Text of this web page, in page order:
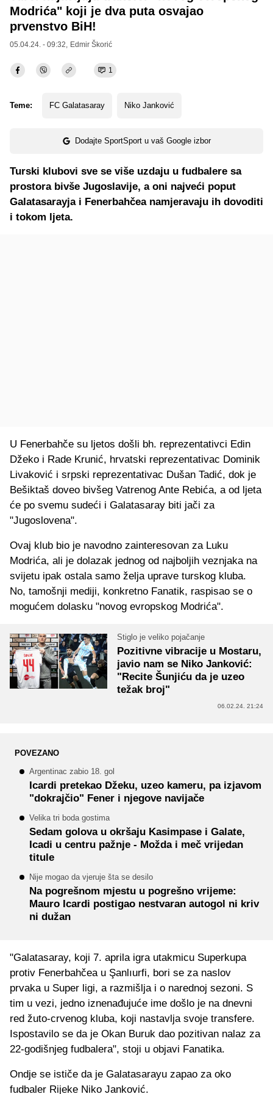
Modrića" koji je dva puta osvajao
prvenstvo BiH!
05.04.24. - 09:32, Edmir Škorić
1
Teme: FC Galatasaray Niko Janković
Dodajte SportSport u vaš Google izbor
Turski klubovi sve se više uzdaju u fudbalere sa
prostora bivše Jugoslavije, a oni najveći poput
Galatasarayja i Fenerbahčea namjeravaju ih dovoditi
i tokom ljeta.
U Fenerbahče su ljetos došli bh. reprezentativci Edin
Džeko i Rade Krunić, hrvatski reprezentativac Dominik
Livaković i srpski reprezentativac Dušan Tadić, dok je
Bešiktaš doveo bivšeg Vatrenog Ante Rebića, a od ljeta
će po svemu sudeći i Galatasaray biti jači za
"Jugoslovena".
Ovaj klub bio je navodno zainteresovan za Luku
Modrića, ali je dolazak jednog od najboljih veznjaka na
svijetu ipak ostala samo želja uprave turskog kluba.
No, tamošnji mediji, konkretno Fanatik, raspisao se o
mogućem dolasku "novog evropskog Modrića".
Stiglo je veliko pojačanje
Pozitivne vibracije u Mostaru,
javio nam se Niko Janković:
"Recite Šunjiću da je uzeo
težak broj"
06.02.24. 21:24
POVEZANO
Argentinac zabio 18. gol
Icardi pretekao Džeku, uzeo kameru, pa izjavom
"dokrajčio" Fener i njegove navijače
Velika tri boda gostima
Sedam golova u okršaju Kasimpase i Galate,
Icadi u centru pažnje - Možda i meč vrijedan
titule
Nije mogao da vjeruje šta se desilo
Na pogrešnom mjestu u pogrešno vrijeme:
Mauro Icardi postigao nestvaran autogol ni kriv
ni dužan
"Galatasaray, koji 7. aprila igra utakmicu Superkupa
protiv Fenerbahčea u Şanlıurfi, bori se za naslov
prvaka u Super ligi, a razmišlja i o narednoj sezoni. S
tim u vezi, jedno iznenađujuće ime došlo je na dnevni
red žuto-crvenog kluba, koji nastavlja svoje transfere.
Ispostavilo se da je Okan Buruk dao pozitivan nalaz za
22-godišnjeg fudbalera", stoji u objavi Fanatika.
Ondje se ističe da je Galatasarayu zapao za oko
fudbaler Rijeke Niko Janković.